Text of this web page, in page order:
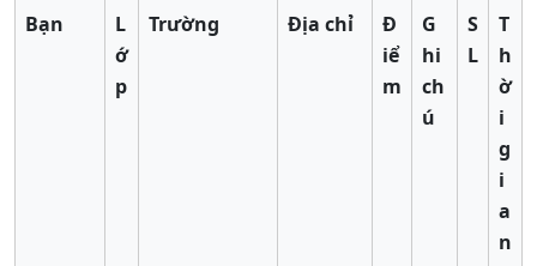
Bạn
L
ớ
p
Trường Địa chỉ
Đ
iể
m
G
hi
ch
ú
S
L
T
h
ờ
i
g
i
a
n